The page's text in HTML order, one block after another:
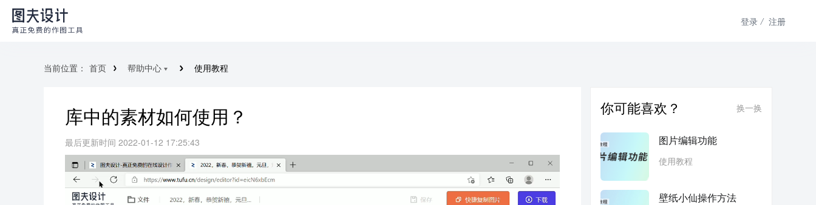
登录 / 注册
当前位置： 首页 帮助中心 使用教程
库中的素材如何使用？
最后更新时间 2022-01-12 17:25:43
你可能喜欢？ 换一换
图片编辑功能
使用教程
壁纸小仙操作方法